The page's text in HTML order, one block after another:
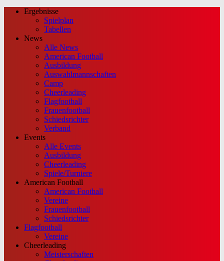
Ergebnisse
Spielplan
Tabellen
News
Alle News
American Football
Ausbildung
Auswahlmannschaften
Camp
Cheerleading
Flagfootball
Frauenfootball
Schiedsrichter
Verband
Events
Alle Events
Ausbildung
Cheerleading
Spiele/Turniere
American Football
American Football
Vereine
Frauenfootball
Schiedsrichter
Flagfootball
Vereine
Cheerleading
Meisterschaften